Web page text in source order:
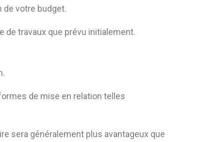
de votre budget.
de travaux que prévu initialement.
de mise en relation telles
sera généralement plus avantageux que